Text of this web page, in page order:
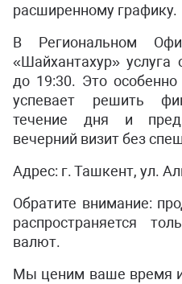
расширенному графику.
В Региональном
«Шайхантахур»
до 19:30. Это
успевает решить
течение дня и
вечерний визит без
Адрес: г. Ташкент, ул.
Обратите внимание:
распространяется
валют.
Мы ценим ваше время